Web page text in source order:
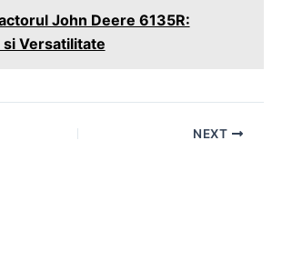
John Deere 6135R:
Versatilitate
NEXT